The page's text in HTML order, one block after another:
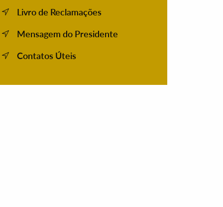
Livro de Reclamações
Mensagem do Presidente
Contatos Úteis